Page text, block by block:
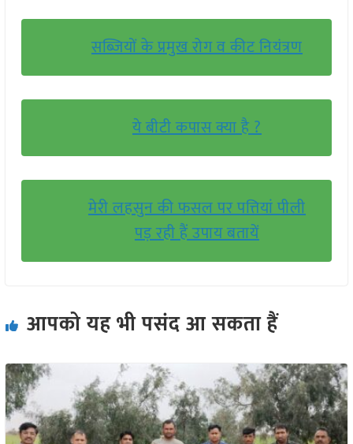
सब्जियों के प्रमुख रोग व कीट नियंत्रण
ये बीटी कपास क्या है ?
मेरी लहसुन की फसल पर पत्तियां पीली
पड़ रही हैं उपाय बतायें
आपको यह भी पसंद आ सकता हैं